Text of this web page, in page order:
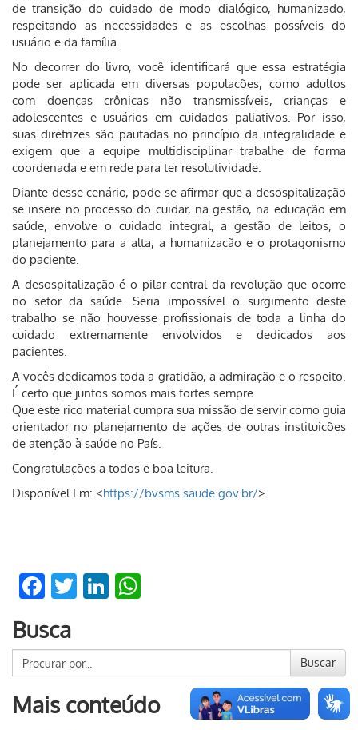
de transição do cuidado de modo dialógico, humanizado,
respeitando as necessidades e as escolhas possíveis do
usuário e da família.
No decorrer do livro, você identificará que essa estratégia
pode ser aplicada em diversas populações, como adultos
com doenças crônicas não transmissíveis, crianças e
adolescentes e usuários em cuidados paliativos. Por isso,
suas diretrizes são pautadas no princípio da integralidade e
exigem que a equipe multidisciplinar trabalhe de forma
coordenada e em rede para ter resolutividade.
Diante desse cenário, pode-se afirmar que a desospitalização
se insere no processo do cuidar, na gestão, na educação em
saúde, envolve o cuidado integral, a gestão de leitos, o
planejamento para a alta, a humanização e o protagonismo
do paciente.
A desospitalização é o pilar central da revolução que ocorre
no setor da saúde. Seria impossível o surgimento deste
trabalho se não houvesse profissionais de toda a linha do
cuidado extremamente envolvidos e dedicados aos
pacientes.
A vocês dedicamos toda a gratidão, a admiração e o respeito.
É certo que juntos somos mais fortes sempre.
Que este rico material cumpra sua missão de servir como guia
orientador no planejamento de ações de outras instituições
de atenção à saúde no País.
Congratulações a todos e boa leitura.
Disponível Em: <https://bvsms.saude.gov.br/>
Facebook
TwitterLinkedIn
Busca
Buscar
Mais conteúdo